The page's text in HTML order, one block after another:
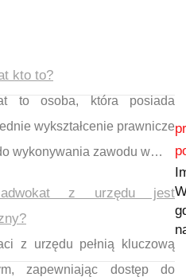
kto to?
to osoba, która posiada
wykształcenie prawnicze
wykonywania zawodu w…
z urzędu jest
z urzędu pełnią kluczową
zapewniając dostęp do